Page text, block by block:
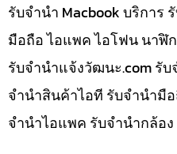
รับจำนำ Macbook บริการ
มือถือ ไอแพค ไอโฟน นาฬิ
รับจํานําแจ้งวัฒนะ.com รับ
จำนำสินค้าไอที รับจำนำมื
จำนำไอแพค รับจำนำกล้อง